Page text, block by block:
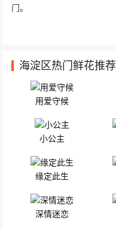
门。
海淀区热门鲜花推荐
用爱守候
小公主
缘定此生
深情迷恋